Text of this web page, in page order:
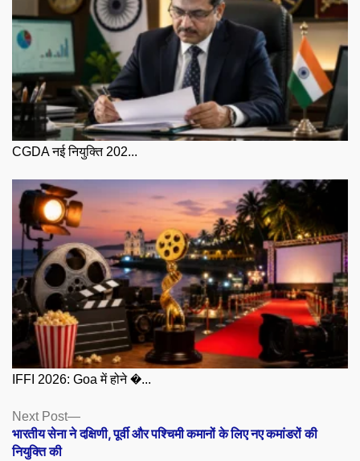
CGDA नई नियुक्ति 202...
IFFI 2026: Goa में होने �...
Posts
navigation
Next Post
Next
post:
भारतीय सेना ने दक्षिणी, पूर्वी और पश्चिमी कमानों के लिए नए कमांडरों की
नियुक्ति की